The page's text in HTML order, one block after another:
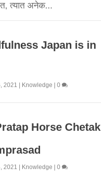
त्यात अनेक...
Japan is in
2021 Knowledge |0
Horse Chetak
2021 Knowledge |0